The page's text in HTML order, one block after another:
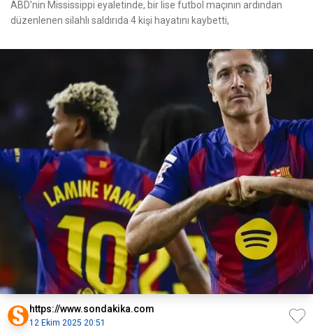
ABD'nin Mississippi eyaletinde, bir lise futbol maçının ardından
düzenlenen silahlı saldırıda 4 kişi hayatını kaybetti,
https://www.sondakika.com
12 Ekim 2025 20:51